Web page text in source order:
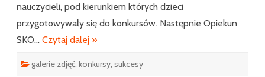
nauczycieli, pod kierunkiem których dzieci
przygotowywały się do konkursów. Następnie Opiekun
SKO… Czytaj dalej »
galerie zdjęć konkursy sukcesy